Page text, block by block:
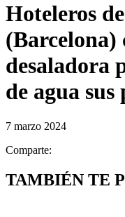
Hoteleros
desaladora
de agua sus
7 marzo 2024
Comparte:
TAMBIÉN TE